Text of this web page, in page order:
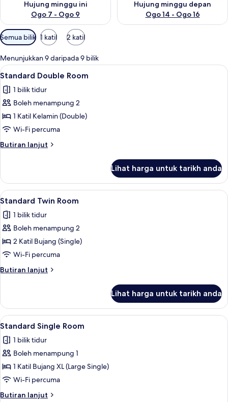
Hujung minggu ini
Ogo 7 - Ogo 9
Hujung minggu depan
Ogo 14 - Ogo 16
Penapis
yang
tersedia
untuk
bilik
Semua bilik 1 katil 2 katil
Menunjukkan 9 daripada 9 bilik
Lihat
semua
foto
untuk
Standard
Double
Room
Standard Double Room | Seterika/
9
Standard Double Room
1 bilik tidur
Boleh menampung 2
1 Katil Kelamin (Double)
Wi-Fi percuma
Butiran lanjut
Butiran
Double
Room
Lihat harga untuk tarikh anda
Lihat
semua
foto
untuk
Standard
Twin
Room
Standard Twin Room | Seterika/
6
Standard Twin Room
1 bilik tidur
Boleh menampung 2
2 Katil Bujang (Single)
Wi-Fi percuma
Butiran lanjut
Butiran
Twin
Room
Lihat harga untuk tarikh anda
Lihat
semua
foto
untuk
Standard
Single
Room
Standard Single Room | Seterika/
6
Standard Single Room
1 bilik tidur
Boleh menampung 1
1 Katil Bujang XL (Large Single)
Wi-Fi percuma
Butiran lanjut
Butiran